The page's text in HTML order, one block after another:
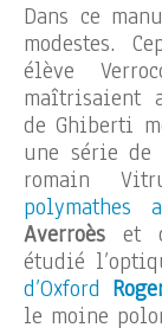
Dans ce
modestes.
élève
maîtrisaient
de Ghiberti
une série de
romain
polymathes
Averroès et
étudié
d’Oxford
le moine